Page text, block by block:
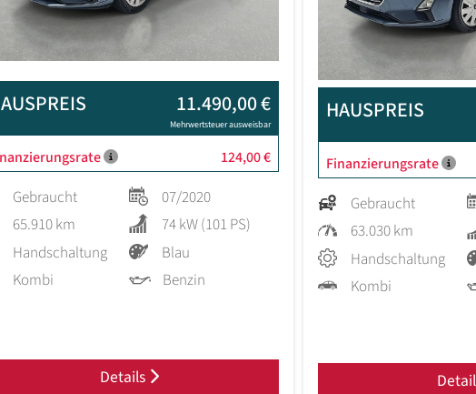
11.490,00 €
Mehrwertsteuer ausweisbar
124,00 €
Gebraucht
07/2020
65.910 km
74 kW (101 PS)
Handschaltung
Blau
Kombi
Benzin
Details
HAUSPREIS
Finanzierungsrate
Gebraucht
63.030 km
Handschaltung
Kombi